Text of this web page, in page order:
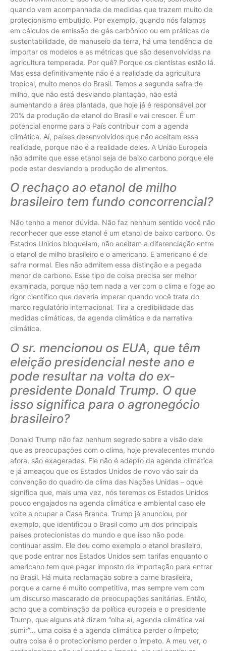
quando vem acompanhada de medidas que trazem muito de
protecionismo embutido. Por exemplo, quando nós falamos
em cálculos de emissão de gás carbônico ou em práticas de
sustentabilidade, de manuseio da terra, há uma tendência de
importar os modelos e as métricas que são desenvolvidas na
agricultura temperada. Por quê? Porque os cientistas estão lá.
Mas essa definitivamente não é a realidade da agricultura
tropical, muito menos do Brasil. Temos a segunda safra de
milho, que não está desviando plantação, não está
aumentando a área plantada, que hoje já é responsável por
20% da produção de etanol do Brasil e vai crescer. É um
potencial enorme para o País contribuir com a agenda
climática. Aí, países desenvolvidos que não aceitam essa
realidade, porque não é a realidade deles. A União Europeia
não admite que esse etanol seja de baixo carbono porque ele
pode estar desviando a produção de alimentos.
O rechaço ao etanol de milho
brasileiro tem fundo concorrencial?
Não tenho a menor dúvida. Não faz nenhum sentido você não
reconhecer que esse etanol é um etanol de baixo carbono. Os
Estados Unidos bloqueiam, não aceitam a diferenciação entre
o etanol de milho brasileiro e o americano. E americano é de
safra normal. Eles não admitem essa distinção e a pegada
menor de carbono. Esse tipo de coisa precisa ser melhor
examinada, porque não tem nada a ver com o clima e foge ao
rigor científico que deveria imperar quando você trata do
marco regulatório internacional. Tira a credibilidade das
medidas climáticas, da agenda climática e da narrativa
climática.
O sr. mencionou os EUA, que têm
eleição presidencial neste ano e
pode resultar na volta do ex-
presidente Donald Trump. O que
isso significa para o agronegócio
brasileiro?
Donald Trump não faz nenhum segredo sobre a visão dele
que as preocupações com o clima, hoje prevalecentes mundo
afora, são exageradas. Ele não é adepto da agenda climática
e já ameaçou que os Estados Unidos de novo vão sair da
convenção do quadro de clima das Nações Unidas – oque
significa que, mais uma vez, nós teremos os Estados Unidos
pouco engajados na agenda climática e ambiental caso ele
volte a ocupar a Casa Branca. Trump já anunciou, por
exemplo, que identificou o Brasil como um dos principais
países protecionistas do mundo e que isso não pode
continuar assim. Ele deu como exemplo o etanol brasileiro,
que pode entrar nos Estados Unidos sem tarifas enquanto o
americano tem que pagar imposto de importação para entrar
no Brasil. Há muita reclamação sobre a carne brasileira,
porque a carne é muito competitiva, mas sempre vem com
um discurso mascarado de preocupações sanitárias. Então,
acho que a combinação da política europeia e o presidente
Trump, que alguns até dizem “olha aí, agenda climática vai
sumir”… uma coisa é a agenda climática perder o ímpeto;
outra coisa é o protecionismo perder o ímpeto. A meu ver, o